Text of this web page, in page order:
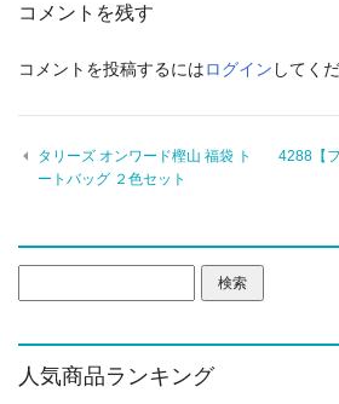
コメントを残す
コメントを投稿するにはログイン してく
タリーズ オンワード樫山 福袋 ト
ートバッグ ２色セット
4288【
索:
人気商品ランキング